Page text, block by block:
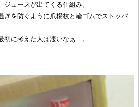
ュースが出てくる仕組み。
ぎを防ぐように爪楊枝と輪ゴムでストッパ
初に考えた人は凄いなぁ…。